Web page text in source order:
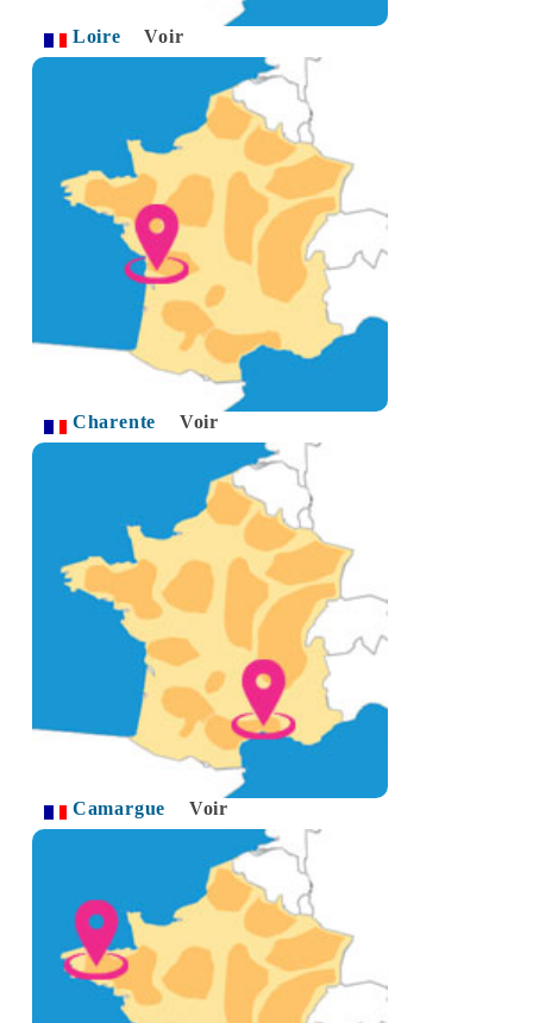
Loire Voir
Charente Voir
Camargue Voir